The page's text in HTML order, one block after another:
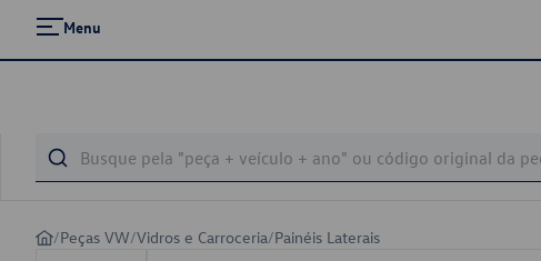
Menu
/Peças VW/Vidros e Carroceria/Painéis Laterais